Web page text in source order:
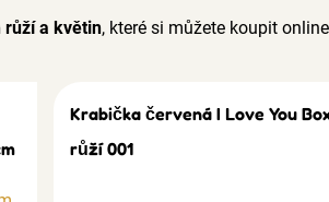
růží a květin, které si můžete koupit
Krabička červená I Love You
růží 001